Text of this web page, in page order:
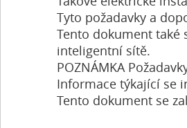
Tyto požadavky a
Tento dokument také
inteligentní sítě.
POZNÁMKA
Informace týkající se
Tento dokument se